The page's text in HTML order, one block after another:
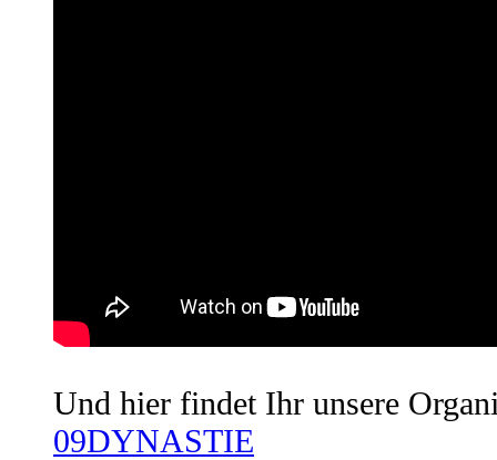
Und hier findet Ihr unsere
09DYNASTIE